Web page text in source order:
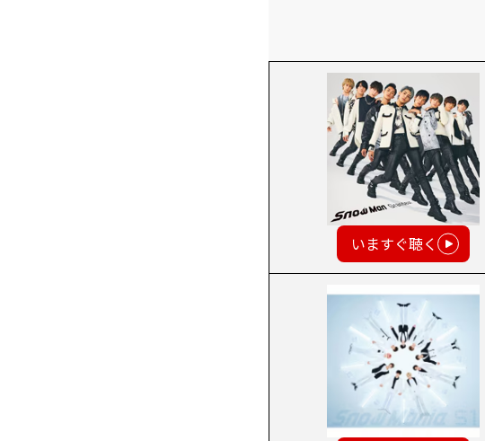
いますぐ聴く